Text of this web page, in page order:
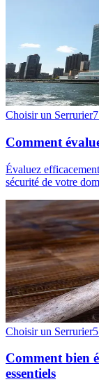
Choisir un Serrurier7
Comment
Évaluez
sécurité de votre
Choisir un Serrurier5
Comment bien
essentiels